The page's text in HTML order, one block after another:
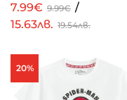
7.99€ 9.99€ /
15.63лв. 19.54лв.
20%